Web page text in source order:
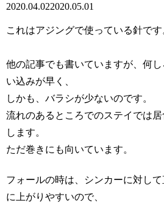
2020.04.022020.05.01
これはアジングで使っている針です
他の記事でも書いていますが、何し
い込みが早く、
しかも、バラシが少ないのです。
流れのあるところでのステイでは居
します。
ただ巻きにも向いています。
フォールの時は、シンカーに対して
に上がりやすいので、